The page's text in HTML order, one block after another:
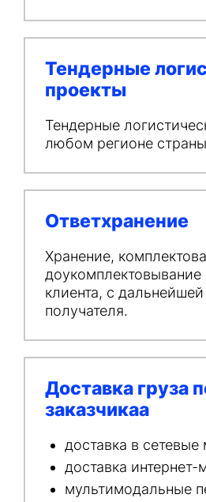
Тендерные
проекты
Тендерные
любом регионе
Ответхранение
Хранение,
доукомплектовывание
клиента, с
получателя.
Доставка груза
заказчикаа
доставка в сетевые
доставка интернет-
мультимодальные